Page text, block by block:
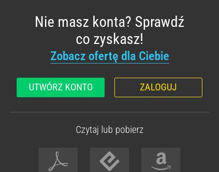
Nie masz konta? Sprawdź
co zyskasz!
Zobacz ofertę dla Ciebie
UTWÓRZ KONTO ZALOGUJ
Czytaj lub pobierz